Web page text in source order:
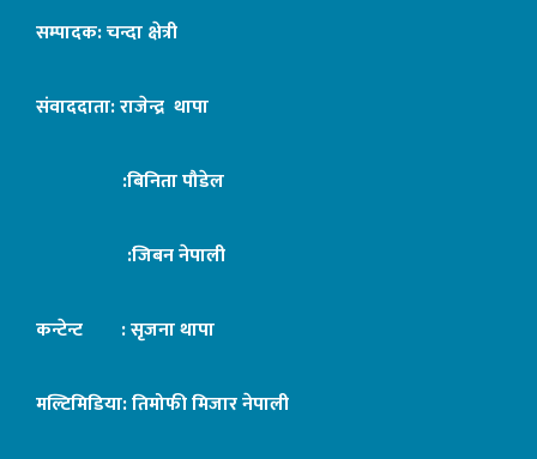
सम्पादक: चन्दा क्षेत्री
संवाददाता: राजेन्द्र थापा
:बिनिता पौडेल
:जिबन नेपाली
कन्टेन्ट : सृजना थापा
मल्टिमिडिया: तिमोफी मिजार नेपाली